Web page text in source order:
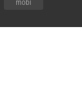
mobi